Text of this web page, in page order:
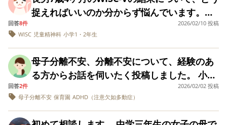
推測する文章題は、
ポンっと出されたら
なり1度では出来ない
と思います。 文章題
の数字を見落とした
り（例えば48で4を見
落としたり忘れたり
答えも違ってしま
う）うっかりミスば
かり。本人も頭がパ
ンクしそう、とかバ
渡すと言った検査
果は作るのを忘れ
いるし、正直 先
ます。 頑張っていた
部活も同じ事で怒
れたり、やる気無
い、怠けてると思
れ叱責されたりが
「部活動は ちゃん
出来てるから問題
は相談済みです(登録はまだです) ハロワの発
達障害専門相談窓口でも相談しましたが「や
る気があれば大丈夫！」と言う 何の参考にも
ならない意見しか言われず1回利用しただけで
終わりました。 東京障害者職業センターでは
なぜうちの施設を利用しようと思うのか？と
何度も聞かれ、早く帰れという態度とられて
利用を拒否されているように感じました。 も
しご存知の方がいらっしゃいましたら情報お
りたいです。
集団活動にも少しずつではありますが参加で
ことを好いてくれる先生がいて、その先生に
は息子自身も特になついています。 一方で、
1年後に同じ区内ではありますが引っ越しを予
定しており、引っ越し後は現在通っている保
育園が学区外になります。 在園している保育
ないそうです。 息子は人見知りはあまりな
発表した後、両隣の子たちは目を合わせてプ
ププと笑っていてその様子が見ていて辛かっ
たです… うまく言えない息子も悪いですが、
笑う子たちの態度が悔しくて、動画を見返し
ては悲しくなります。 きっと練習でもそうや
って笑っていたんだろうなと思います。 息子
は鈍感なので気にしていないようでしたが…
こういった経験のある方いらっしゃいます
か？ どういう風に気持ちを切り替えますか？
捉えればいいのか分からず悩んでいます。
FSIQ:99 VCI:106 VSI:112 FRI:91 WMI:94
PSI:112 児童精神科での所見では「FSIQも平
学習面での困りごとが知能に由来していると
は考えにくい」とのことでした。 LDの検査も
しましたが、LDの可能性は否定されました。
児童精神科では ・自分の意見を言語化するの
が得意 ・処理スピードが早いのが強み など言
回答8件
2026/02/10 投稿
WISC 児童精神科 小学1・2年生
母子分離不安、分離不安について、経験のあ
る方からお話を伺いたく投稿しました。 小学
2年生男児、注意欠陥のADHD、保育園年長時
に診断され、小学校入学当時から支援級で
回答2件
2026/02/02 投稿
母子分離不安 保育園 ADHD（注意欠如多動症）